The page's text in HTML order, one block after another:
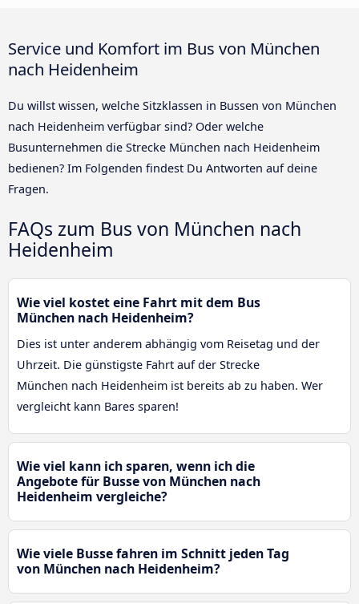
Service und Komfort im Bus von München
nach Heidenheim
Du willst wissen, welche Sitzklassen in Bussen von München
nach Heidenheim verfügbar sind? Oder welche
Busunternehmen die Strecke München nach Heidenheim
bedienen? Im Folgenden findest Du Antworten auf deine
Fragen.
FAQs zum Bus von München nach
Heidenheim
Wie viel kostet eine Fahrt mit dem Bus
München nach Heidenheim?
Dies ist unter anderem abhängig vom Reisetag und der
Uhrzeit. Die günstigste Fahrt auf der Strecke
München nach Heidenheim ist bereits ab zu haben. Wer
vergleicht kann Bares sparen!
Wie viel kann ich sparen, wenn ich die
Angebote für Busse von München nach
Heidenheim vergleiche?
Wie viele Busse fahren im Schnitt jeden Tag
von München nach Heidenheim?